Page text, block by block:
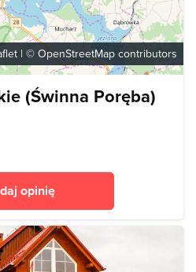
| © OpenStreetMap contributors
(Świnna Poręba)
opinię